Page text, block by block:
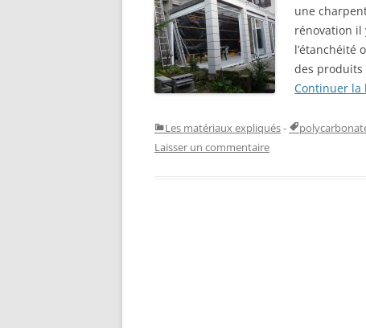
une
rénovation il
l’étanchéité
des produits
Continuer la
Les matériaux expliqués-
Laisser un commentaire